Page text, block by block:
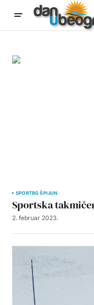
SPORTBG ŠPIJUN
Sportska
2. februar 2023.